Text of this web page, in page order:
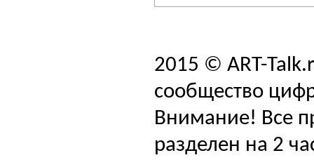
2015 © ART-
сообщество
Внимание! Все
разделен на 2